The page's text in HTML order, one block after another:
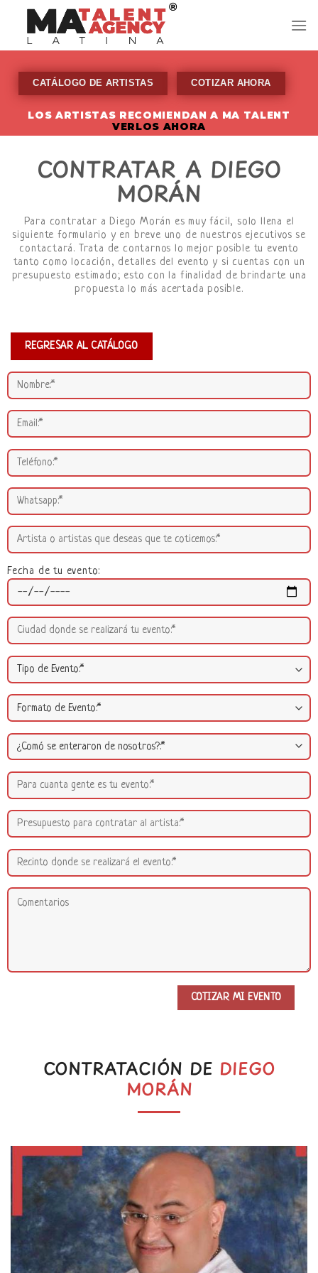
content
CATÁLOGO DE ARTISTAS COTIZAR AHORA
LOS ARTISTAS RECOMIENDAN A MA TALENT
VERLOS AHORA
CONTRATAR A DIEGO
MORÁN
Para contratar a Diego Morán es muy fácil, solo llena el
siguiente formulario y en breve uno de nuestros ejecutivos se
contactará. Trata de contarnos lo mejor posible tu evento
tanto como locación, detalles del evento y si cuentas con un
presupuesto estimado; esto con la finalidad de brindarte una
propuesta lo más acertada posible.
REGRESAR AL CATÁLOGO
Fecha de tu evento:
CONTRATACIÓN DE DIEGO
MORÁN